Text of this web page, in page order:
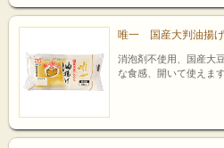
唯一 国産大判油揚
消泡剤不使用、国産大
な食感、開いて使えます